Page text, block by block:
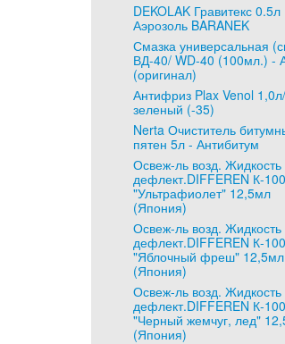
DEKOLAK Гравитекс 0.5л
Аэрозоль BARANEK
Смазка универсальная
ВД-40/ WD-40 (100мл.) -
(оригинал)
Антифриз Plax Venol
зеленый (-35)
Nerta Очиститель
пятен 5л - Антибитум
Освеж-ль возд. Жидкость
дефлект.DIFFEREN К-
"Ультрафиолет" 12,5мл
(Япония)
Освеж-ль возд. Жидкость
дефлект.DIFFEREN К-
"Яблочный фреш" 12,5мл
(Япония)
Освеж-ль возд. Жидкость
дефлект.DIFFEREN К-
"Черный жемчуг, лед"
(Япония)